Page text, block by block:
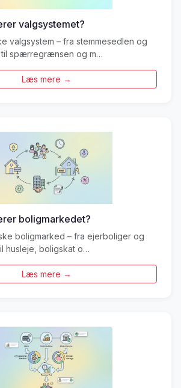
valgsystemet?
valgsystem – fra stemmesedlen og
til spærregrænsen og m…
Læs mere →
boligmarkedet?
boligmarked – fra ejerboliger og
husleje, boligskat o…
Læs mere →